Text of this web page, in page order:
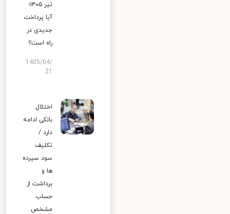
تیر ۱۴۰۵؛
آیا پرداخت
جدیدی در
راه است؟
1405/04/
اختلال
بانکی ادامه
دارد /
تکلیف
سود سپرده
ها و
برداشت از
حساب
مشخص